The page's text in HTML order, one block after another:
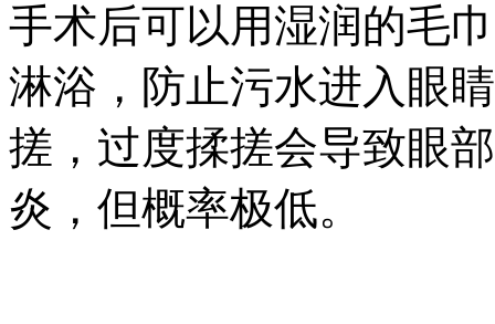
手术后可以用湿润的毛
淋浴，防止污水进入眼
搓，过度揉搓会导致眼
炎，但概率极低。